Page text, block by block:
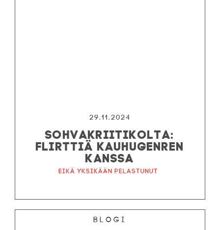
29.11.2024
SOHVAKRIITIKOLTA:
FLIRTTIÄ KAUHUGENREN
KANSSA
Eikä yksikään pelastunut
Blogi